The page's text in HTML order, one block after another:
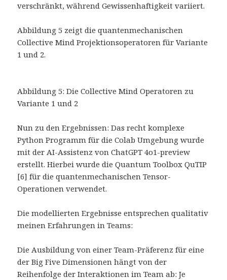
verschränkt, während Gewissenhaftigkeit variiert.
Abbildung 5 zeigt die quantenmechanischen
Collective Mind Projektionsoperatoren für Variante
1 und 2.
Abbildung 5: Die Collective Mind Operatoren zu
Variante 1 und 2
Nun zu den Ergebnissen: Das recht komplexe
Python Programm für die Colab Umgebung wurde
mit der AI-Assistenz von ChatGPT 4o1-preview
erstellt. Hierbei wurde die Quantum Toolbox QuTIP
[6] für die quantenmechanischen Tensor-
Operationen verwendet.
Die modellierten Ergebnisse entsprechen qualitativ
meinen Erfahrungen in Teams:
Die Ausbildung von einer Team-Präferenz für eine
der Big Five Dimensionen hängt von der
Reihenfolge der Interaktionen im Team ab: Je